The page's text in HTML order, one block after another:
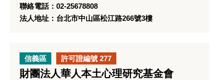
聯絡電話：02-25678808
法人地址：台北市中山區松江路266號3樓
信義區 許可證編號 277
財團法人華人本土心理研究基金會